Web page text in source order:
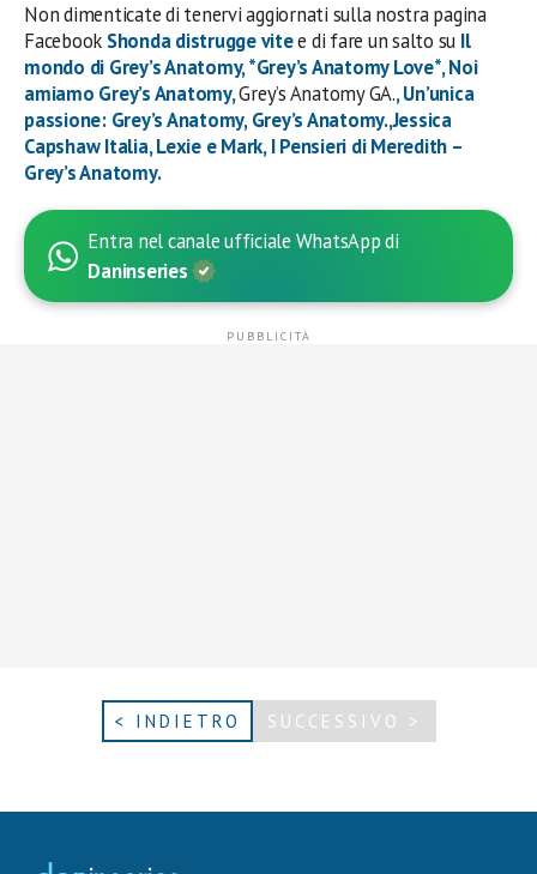
Non dimenticate di tenervi aggiornati sulla nostra pagina
Facebook Shonda distrugge vitee di fare un salto su Il
mondo di Grey’s Anatomy,*Grey’s Anatomy Love*,Noi
amiamo Grey’s Anatomy,Grey’s Anatomy GA.,Un’unica
passione: Grey’s Anatomy,Grey’s Anatomy.,Jessica
Capshaw Italia,Lexie e Mark,I Pensieri di Meredith –
Grey’s Anatomy.
Entra nel canale ufficiale WhatsApp di
Daninseries
< INDIETRO SUCCESSIVO >